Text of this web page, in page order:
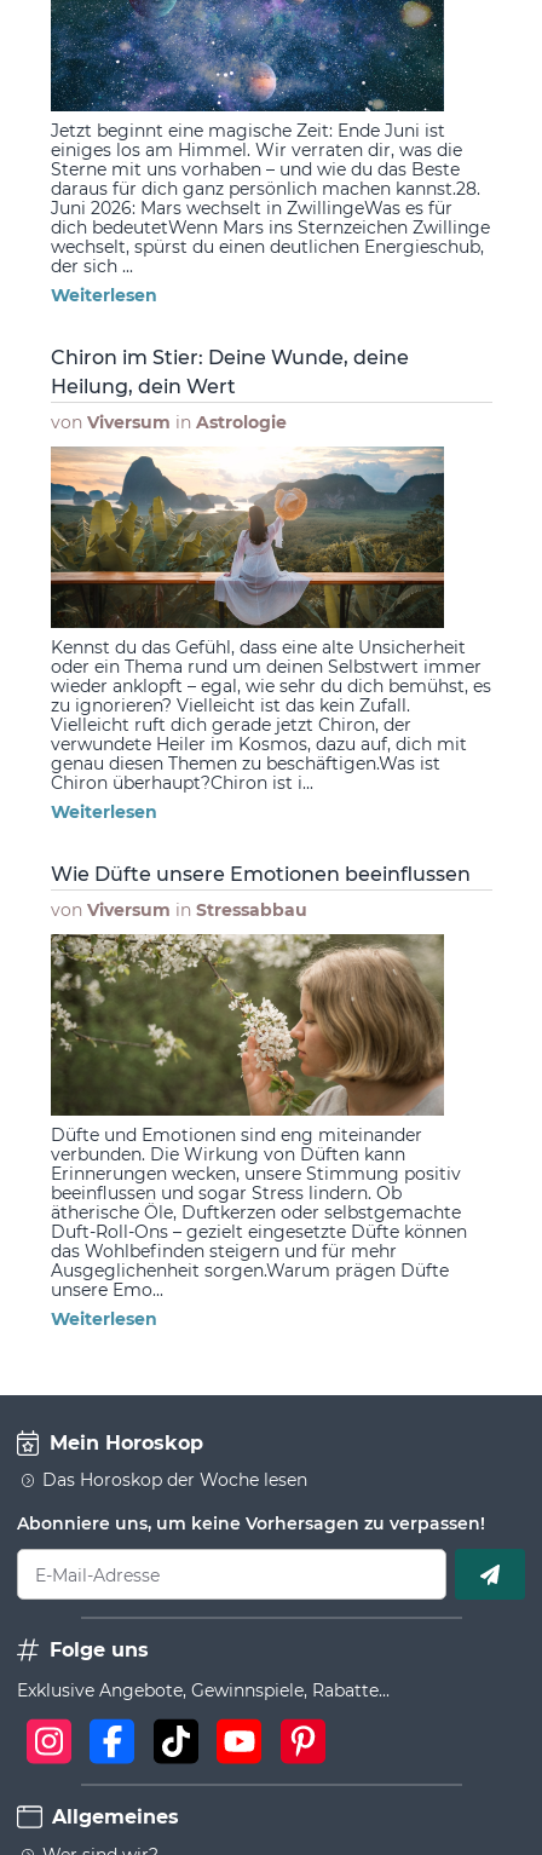
Jetzt beginnt eine magische Zeit: Ende Juni ist
einiges los am Himmel. Wir verraten dir, was die
Sterne mit uns vorhaben – und wie du das Beste
daraus für dich ganz persönlich machen kannst.28.
Juni 2026: Mars wechselt in ZwillingeWas es für
dich bedeutetWenn Mars ins Sternzeichen Zwillinge
wechselt, spürst du einen deutlichen Energieschub,
der sich ...
Weiterlesen
Chiron im Stier: Deine Wunde, deine
Heilung, dein Wert
von Viversum in Astrologie
Kennst du das Gefühl, dass eine alte Unsicherheit
oder ein Thema rund um deinen Selbstwert immer
wieder anklopft – egal, wie sehr du dich bemühst, es
zu ignorieren? Vielleicht ist das kein Zufall.
Vielleicht ruft dich gerade jetzt Chiron, der
verwundete Heiler im Kosmos, dazu auf, dich mit
genau diesen Themen zu beschäftigen.Was ist
Chiron überhaupt?Chiron ist i...
Weiterlesen
Wie Düfte unsere Emotionen beeinflussen
von Viversum in Stressabbau
Düfte und Emotionen sind eng miteinander
verbunden. Die Wirkung von Düften kann
Erinnerungen wecken, unsere Stimmung positiv
beeinflussen und sogar Stress lindern. Ob
ätherische Öle, Duftkerzen oder selbstgemachte
Duft-Roll-Ons – gezielt eingesetzte Düfte können
das Wohlbefinden steigern und für mehr
Ausgeglichenheit sorgen.Warum prägen Düfte
unsere Emo...
Weiterlesen
Mein Horoskop
Das Horoskop der Woche lesen
Abonniere uns, um keine Vorhersagen zu verpassen!
E-Mail-Adresse
Folge uns
Exklusive Angebote, Gewinnspiele, Rabatte...
Allgemeines